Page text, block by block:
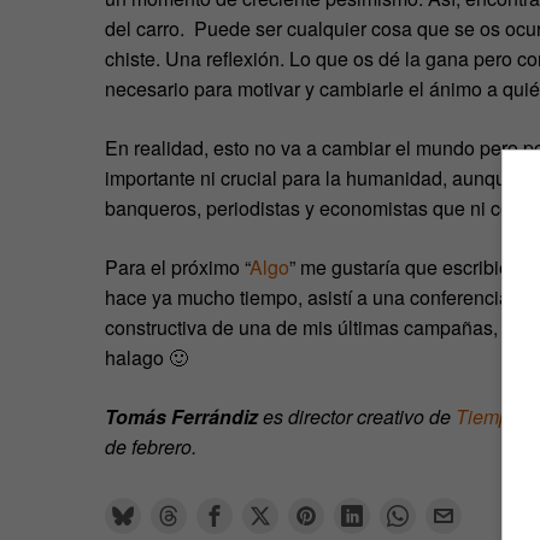
del carro. Puede ser cualquier cosa que se os
chiste. Una reflexión. Lo que os dé la gana pero
necesario para motivar y cambiarle el ánimo a
En realidad, esto no va a cambiar el mundo pero
importante ni crucial para la humanidad, aunque
banqueros, periodistas y economistas que ni
Para el próximo “Algo” me gustaría que
hace ya mucho tiempo, asistí a una conferencia
constructiva de una de mis últimas campañas, lo
halago 🙂
Tomás Ferrándizes director creativo de Tiempo
de febrero.